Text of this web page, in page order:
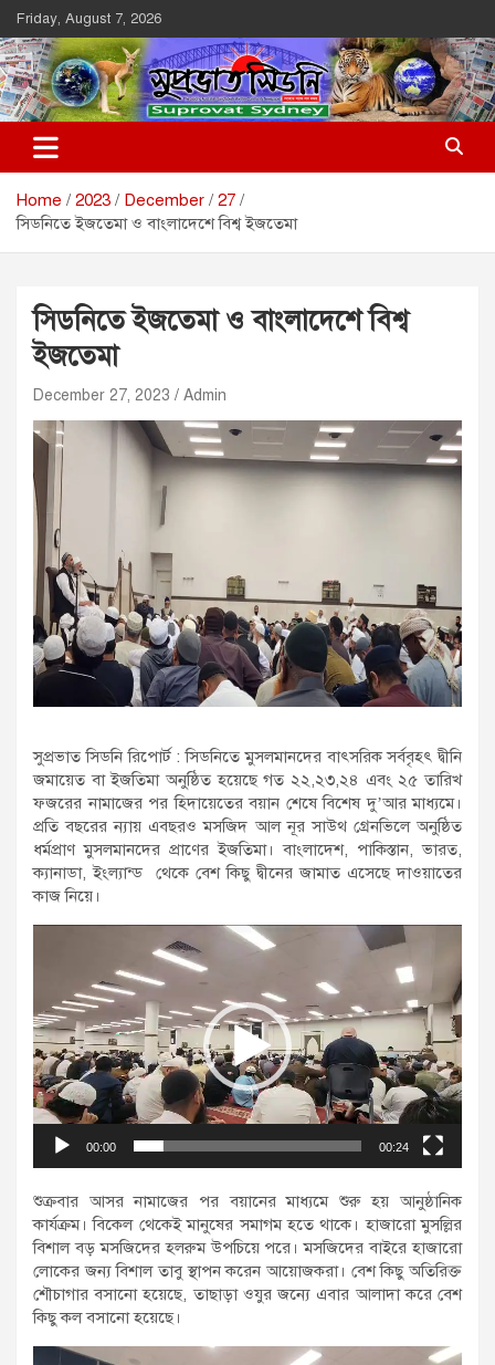
Skip
to
content
Friday, August 7, 2026
Suprovat Sydney
The Leading Bangladesh Community Newspaper In Australia
Home 2023 December
27
সিডনিতে ইজতেমা ও বাংলাদেশে বিশ্ব ইজতেমা
সিডনিতে ইজতেমা ও বাংলাদেশে বিশ্ব
ইজতেমা
December 27, 2023 Admin
সুপ্রভাত সিডনি রিপোর্ট : সিডনিতে মুসলমানদের বাৎসরিক সর্ববৃহৎ দ্বীনি
জমায়েত বা ইজতিমা অনুষ্ঠিত হয়েছে গত ২২,২৩,২৪ এবং ২৫ তারিখ
ফজরের নামাজের পর হিদায়েতের বয়ান শেষে বিশেষ দু’আর মাধ্যমে।
প্রতি বছরের ন্যায় এবছরও মসজিদ আল নূর সাউথ গ্রেনভিলে অনুষ্ঠিত
ধর্মপ্রাণ মুসলমানদের প্রাণের ইজতিমা। বাংলাদেশ, পাকিস্তান, ভারত,
ক্যানাডা, ইংল্যান্ড থেকে বেশ কিছু দ্বীনের জামাত এসেছে দাওয়াতের
কাজ নিয়ে।
00:00 00:24
শুক্রবার আসর নামাজের পর বয়ানের মাধ্যমে শুরু হয় আনুষ্ঠানিক
কার্যক্রম। বিকেল থেকেই মানুষের সমাগম হতে থাকে। হাজারো মুসল্লির
বিশাল বড় মসজিদের হলরুম উপচিয়ে পরে। মসজিদের বাইরে হাজারো
লোকের জন্য বিশাল তাবু স্থাপন করেন আয়োজকরা। বেশ কিছু অতিরিক্ত
শৌচাগার বসানো হয়েছে, তাছাড়া ওযুর জন্যে এবার আলাদা করে বেশ
কিছু কল বসানো হয়েছে।